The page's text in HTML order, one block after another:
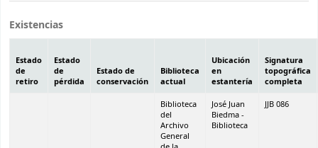
Existencias
Estado
de
retiro
Estado
de
pérdida
Estado de
conservación
Biblioteca
actual
Ubicación
en
estantería
Signatura
topográfica
completa
Biblioteca
del
Archivo
General
José Juan
Biedma -
Biblioteca
JJB 086